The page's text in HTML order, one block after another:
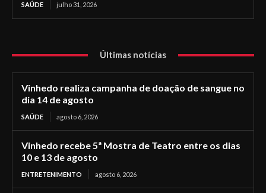
SAÚDE julho 31, 2026
Últimas notícias
Vinhedo realiza campanha de doação de sangue no
dia 14 de agosto
SAÚDE agosto 6, 2026
Vinhedo recebe 5ª Mostra de Teatro entre os dias
10 e 13 de agosto
ENTRETENIMENTO agosto 6, 2026